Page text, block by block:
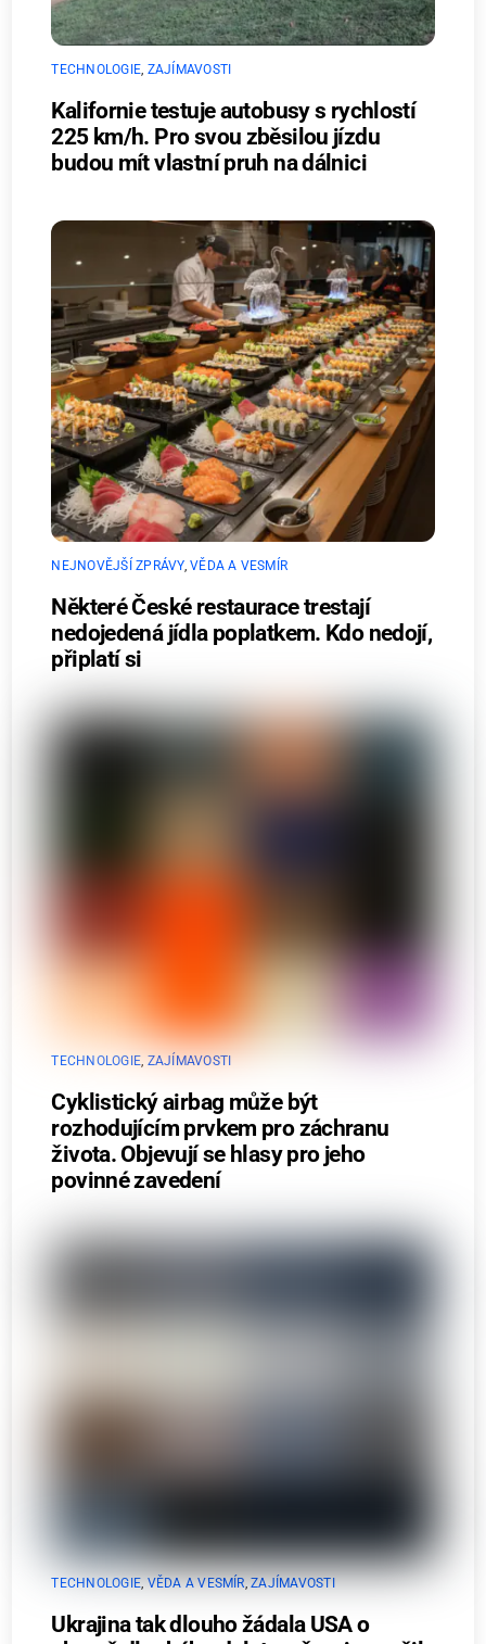
TECHNOLOGIE ZAJÍMAVOSTI
Kalifornie testuje autobusy s rychlostí
225 km/h. Pro svou zběsilou jízdu
budou mít vlastní pruh na dálnici
NEJNOVĚJŠÍ ZPRÁVY,VĚDA A VESMÍR
Některé České restaurace trestají
nedojedená jídla poplatkem. Kdo nedojí,
připlatí si
TECHNOLOGIE, ZAJÍMAVOSTI
Cyklistický airbag může být
rozhodujícím prvkem pro záchranu
života. Objevují se hlasy pro jeho
povinné zavedení
TECHNOLOGIE, VĚDA A VESMÍR,ZAJÍMAVOSTI
Ukrajina tak dlouho žádala USA o